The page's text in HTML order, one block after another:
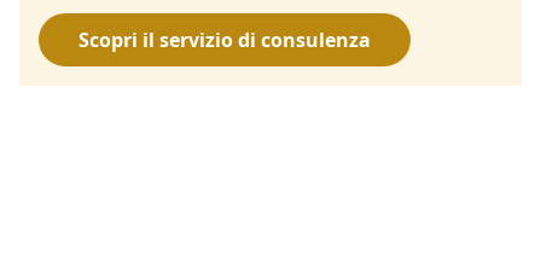
Scopri il servizio di consulenza